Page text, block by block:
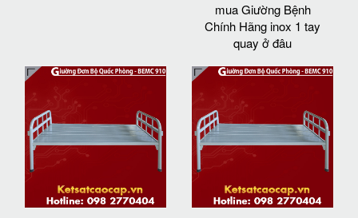
mua Giường Bệnh
Chính Hãng inox 1 tay
quay ở đâu